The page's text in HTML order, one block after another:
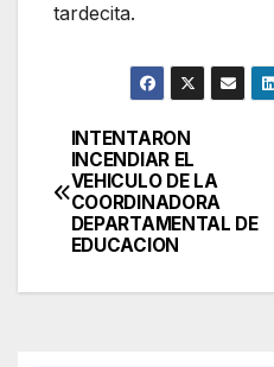
tardecita.
Navegación
de
entradas
INTENTARON
INCENDIAR EL
VEHICULO DE LA
COORDINADORA
DEPARTAMENTAL DE
EDUCACION